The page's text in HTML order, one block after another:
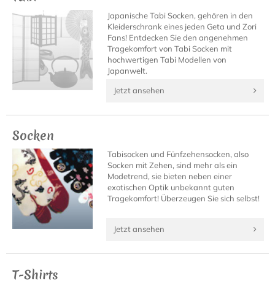
Japanische Tabi Socken, gehören in den
Kleiderschrank eines jeden Geta und Zori
Fans! Entdecken Sie den angenehmen
Tragekomfort von Tabi Socken mit
hochwertigen Tabi Modellen von
Japanwelt.
Jetzt ansehen
Socken
Tabisocken und Fünfzehensocken, also
Socken mit Zehen, sind mehr als ein
Modetrend, sie bieten neben einer
exotischen Optik unbekannt guten
Tragekomfort! Überzeugen Sie sich selbst!
Jetzt ansehen
T-Shirts